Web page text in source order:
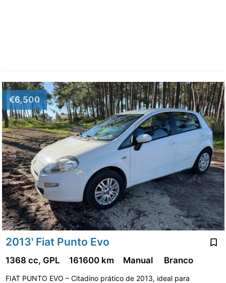
€6,500
2013' Fiat Punto Evo
1368 cc, GPL 161600 km Manual Branco
FIAT PUNTO EVO – Citadino prático de 2013, ideal para